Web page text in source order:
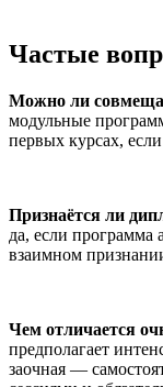
Частые
Можно ли
модульные
первых курсах,
Признаётся ли
да, если программа
взаимном
Чем отличается
предполагает
заочная —